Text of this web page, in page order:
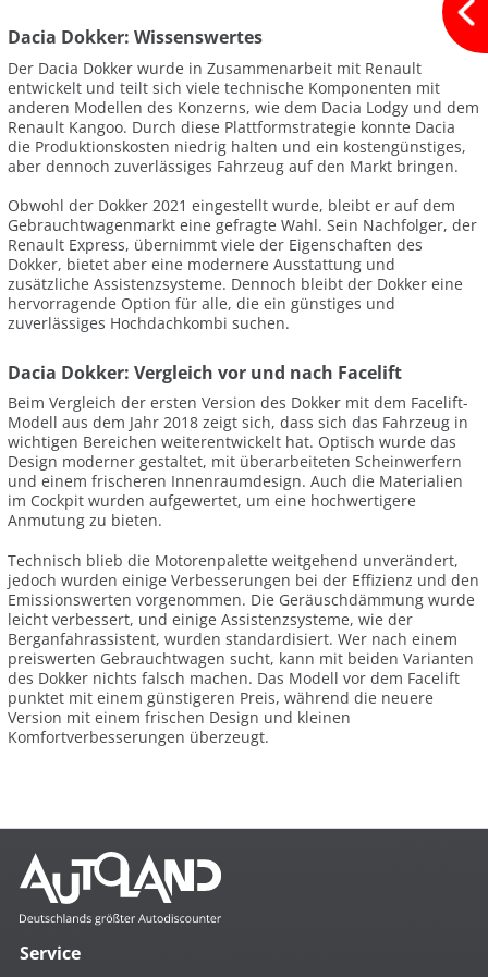
Dacia Dokker: Wissenswertes
Der Dacia Dokker wurde in Zusammenarbeit mit Renault
entwickelt und teilt sich viele technische Komponenten mit
anderen Modellen des Konzerns, wie dem Dacia Lodgy und dem
Renault Kangoo. Durch diese Plattformstrategie konnte Dacia
die Produktionskosten niedrig halten und ein kostengünstiges,
aber dennoch zuverlässiges Fahrzeug auf den Markt bringen.
Obwohl der Dokker 2021 eingestellt wurde, bleibt er auf dem
Gebrauchtwagenmarkt eine gefragte Wahl. Sein Nachfolger, der
Renault Express, übernimmt viele der Eigenschaften des
Dokker, bietet aber eine modernere Ausstattung und
zusätzliche Assistenzsysteme. Dennoch bleibt der Dokker eine
hervorragende Option für alle, die ein günstiges und
zuverlässiges Hochdachkombi suchen.
Dacia Dokker: Vergleich vor und nach Facelift
Beim Vergleich der ersten Version des Dokker mit dem Facelift-
Modell aus dem Jahr 2018 zeigt sich, dass sich das Fahrzeug in
wichtigen Bereichen weiterentwickelt hat. Optisch wurde das
Design moderner gestaltet, mit überarbeiteten Scheinwerfern
und einem frischeren Innenraumdesign. Auch die Materialien
im Cockpit wurden aufgewertet, um eine hochwertigere
Anmutung zu bieten.
Technisch blieb die Motorenpalette weitgehend unverändert,
jedoch wurden einige Verbesserungen bei der Effizienz und den
Emissionswerten vorgenommen. Die Geräuschdämmung wurde
leicht verbessert, und einige Assistenzsysteme, wie der
Berganfahrassistent, wurden standardisiert. Wer nach einem
preiswerten Gebrauchtwagen sucht, kann mit beiden Varianten
des Dokker nichts falsch machen. Das Modell vor dem Facelift
punktet mit einem günstigeren Preis, während die neuere
Version mit einem frischen Design und kleinen
Komfortverbesserungen überzeugt.
Service